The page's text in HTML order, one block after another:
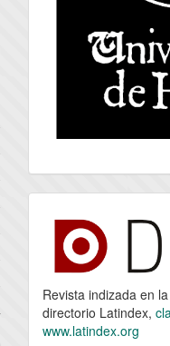
index
Revista indizada en
directorio Latindex,
www.latindex.org